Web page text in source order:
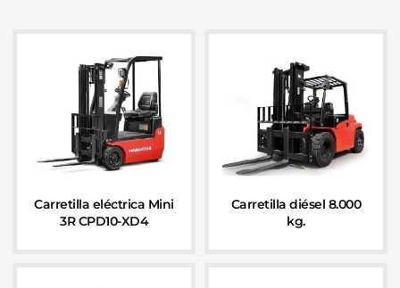
Carretilla eléctrica Mini
3R CPD10-XD4
Carretilla diésel 8.000
kg.